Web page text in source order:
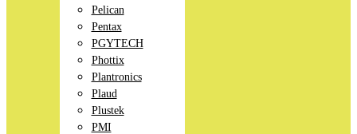
Pelican
Pentax
PGYTECH
Phottix
Plantronics
Plaud
Plustek
PMI